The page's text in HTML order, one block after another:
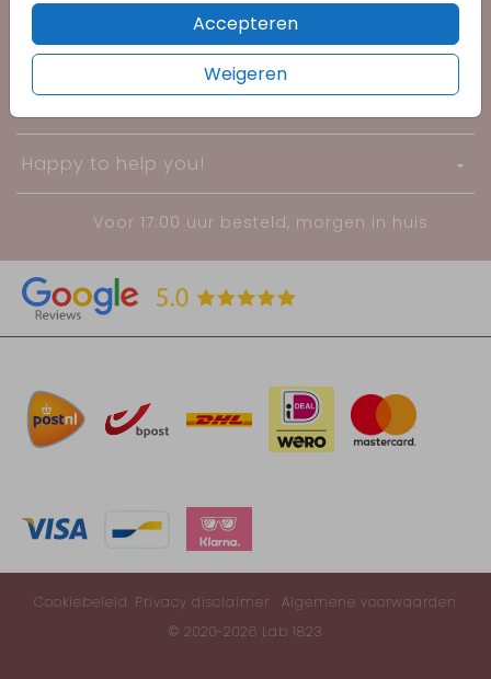
Accepteren
Weigeren
Informatie
Happy to help you!
Voor 17:00 uur besteld, morgen in huis
Cookiebeleid Privacy disclaimer
Algemene voorwaarden
© 2020-2026 Lab 1823